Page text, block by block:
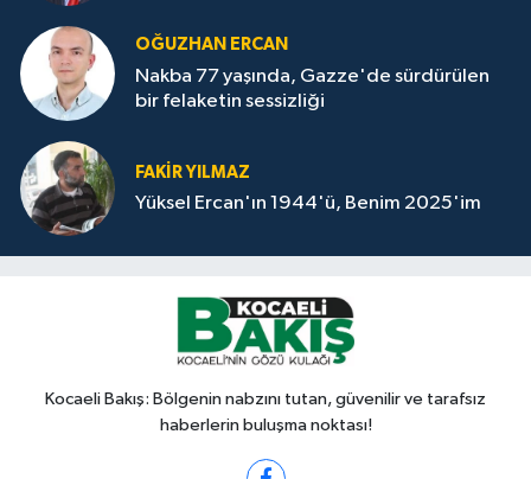
OĞUZHAN ERCAN
Nakba 77 yaşında, Gazze'de sürdürülen
bir felaketin sessizliği
FAKİR YILMAZ
Yüksel Ercan'ın 1944'ü, Benim 2025'im
Kocaeli Bakış: Bölgenin nabzını tutan, güvenilir ve tarafsız
haberlerin buluşma noktası!